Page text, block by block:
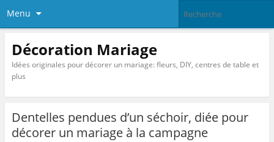
Menu
Décoration Mariage
Idées originales pour décorer un mariage: fleurs, DIY, centres de table et
plus
Dentelles pendues d’un séchoir, diée pour
décorer un mariage à la campagne